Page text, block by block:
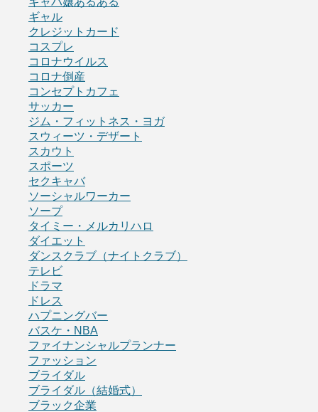
ギャル
クレジットカード
コスプレ
コロナウイルス
コロナ倒産
コンセプトカフェ
サッカー
ジム・フィットネス・ヨガ
スウィーツ・デザート
スカウト
スポーツ
セクキャバ
ソーシャルワーカー
ソープ
タイミー・メルカリハロ
ダイエット
ダンスクラブ（ナイトクラブ）
テレビ
ドラマ
ドレス
ハプニングバー
バスケ・NBA
ファイナンシャルプランナー
ファッション
ブライダル
ブライダル（結婚式）
ブラック企業